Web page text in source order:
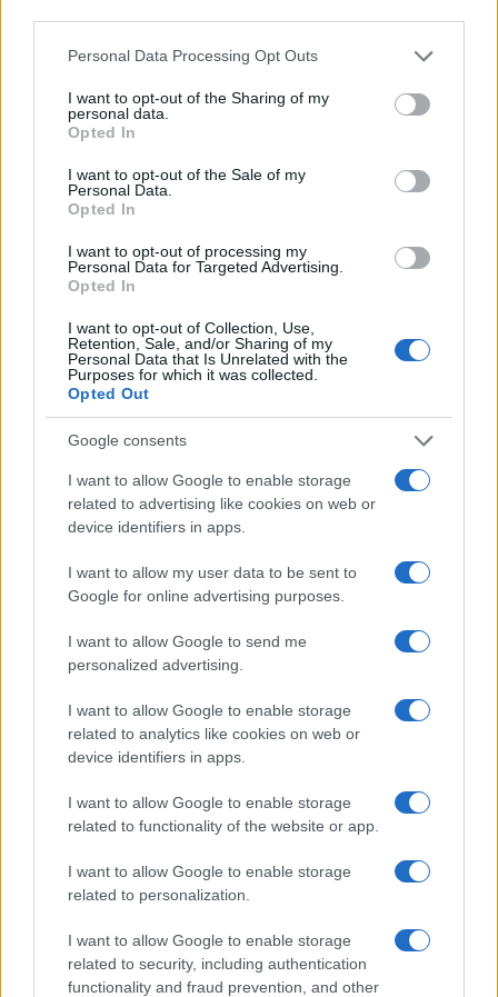
Please note that this website/app uses one or more Google
not limited to your visit or usage behaviour. You may click to
grant or deny consent to Google and its third-party tags to
use your data for below specified purposes in below Google
consent section.
Personal Data Processing Opt Outs
I want to opt-out of the Sharing of my
personal data.
Opted In
I want to opt-out of the Sale of my
Personal Data.
Opted In
I want to opt-out of processing my
Personal Data for Targeted Advertising.
Opted In
I want to opt-out of Collection, Use,
Retention, Sale, and/or Sharing of my
Personal Data that Is Unrelated with the
Purposes for which it was collected.
Opted Out
Google consents
I want to allow Google to enable storage
related to advertising like cookies on web or
device identifiers in apps.
I want to allow my user data to be sent to
Google for online advertising purposes.
I want to allow Google to send me
personalized advertising.
I want to allow Google to enable storage
related to analytics like cookies on web or
device identifiers in apps.
I want to allow Google to enable storage
related to functionality of the website or app.
I want to allow Google to enable storage
related to personalization.
I want to allow Google to enable storage
related to security, including authentication
functionality and fraud prevention, and other
AUTOR
Redacción Viajar365.com
Sigue leyendo
MUNDO